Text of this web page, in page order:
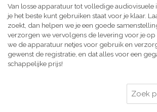
Van losse apparatuur tot volledige audiovisuele
je het beste kunt gebruiken staat voor je klaar.
zoekt, dan helpen we je een goede
verzorgen we vervolgens de levering voor je op
we de apparatuur netjes voor gebruik en
gewenst de registratie, en dat alles voor een
schappelijke prijs!